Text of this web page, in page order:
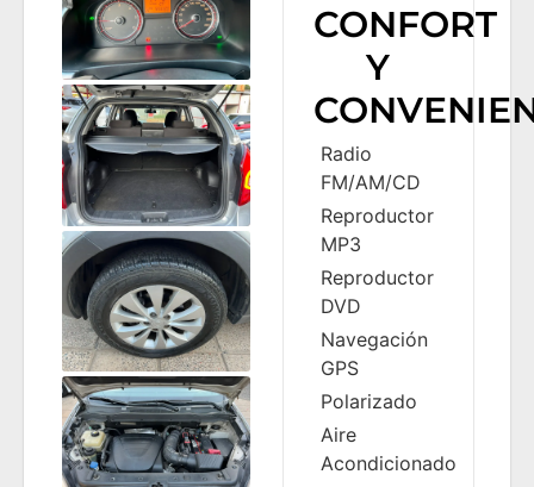
CONFORT
Y
Radio
FM/AM/CD
Reproductor
MP3
Reproductor
DVD
Navegación
GPS
Polarizado
Aire
Acondicionado